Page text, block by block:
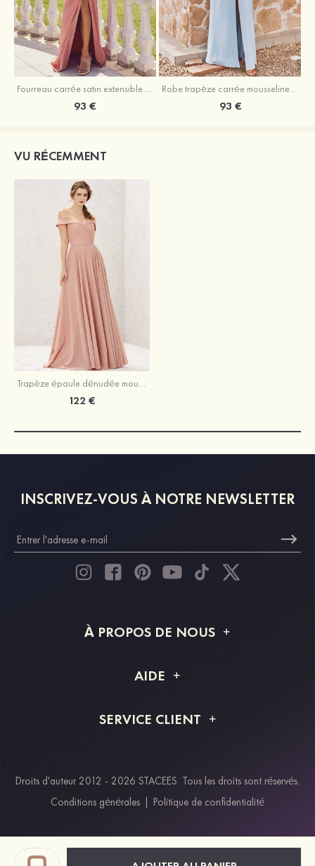
93 € 93 €
VU RÉCEMMENT
Trapèze épaule dénudée mousseline ras du sol robe de demoiselle d'honneur rose pale
122 €
INSCRIVEZ-VOUS À NOTRE NEWSLETTER
À PROPOS DE NOUS
Livraison
AIDE
Retour et remboursement
SERVICE CLIENT
Modes de paiement
Klarna
Paypal
Droits d'auteur 2012 - 2026 STACEES. Tous les droits sont réservés.
Conditions générales | Politique de confidentialité